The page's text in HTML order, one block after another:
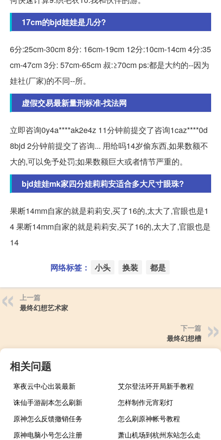
17cm的bjd娃娃是几分?
6分:25cm-30cm 8分: 16cm-19cm 12分:10cm-14cm 4分:35
cm-47cm 3分: 57cm-65cm 叔:≥70cm ps:都是大约的--因为
娃社(厂家)的不同--所。
虚假交易最新量刑标准-找法网
立即咨询0y4a****ak2e4z 11分钟前提交了咨询1caz****0d
8bjd 2分钟前提交了咨询... 用给吗14岁偷东西,如果数额不
大的,可以免予处罚;如果数额巨大或者情节严重的。
bjd娃娃mk家四分娃莉莉安适合多大尺寸眼珠?
果断14mm自家的就是莉莉安,买了16的,太大了,官眼也是1
4 果断14mm自家的就是莉莉安,买了16的,太大了,官眼也是
14
网络标签： 小头 换装 都是
上一篇
最终幻想艺术家
下一篇
最终幻想槽
相关问题
寒夜云中心出装最新
艾尔登法环开局新手教程
诛仙手游副本怎么刷新
怎样制作元宵彩灯
原神怎么反馈撤销任务
怎么刷原神帐号教程
原神电脑小号怎么注册
萧山机场到杭州东站怎么走